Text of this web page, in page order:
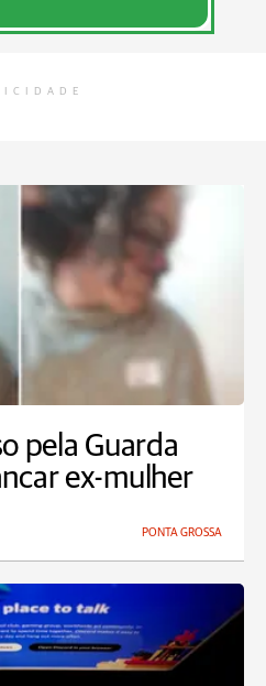
pela Guarda
ex-mulher
PONTA GROSSA